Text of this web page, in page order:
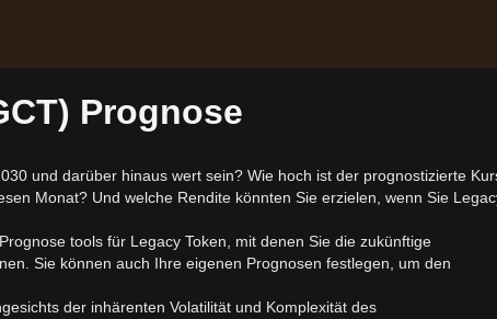
Prognose
und darüber hinaus wert sein? Wie hoch ist der prognostizierte
Monat? Und welche Rendite könnten Sie erzielen, wenn Sie
tools für Legacy Token, mit denen Sie die zukünftige
Sie können auch Ihre eigenen Prognosen festlegen, um den
der inhärenten Volatilität und Komplexität des